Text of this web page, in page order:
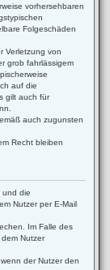
vorhersehbaren
Folgeschäden
Verletzung von
grob fahrlässigem
auf die
gilt auch für
auch zugunsten
Recht bleiben
und die
Nutzer per E-Mail
Im Falle des
Nutzer
der Nutzer den